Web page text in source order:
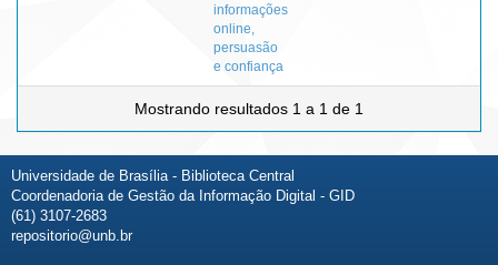
informações
online,
persuasão
e confiança
Mostrando resultados 1 a 1 de 1
Universidade de Brasília - Biblioteca Central
Coordenadoria de Gestão da Informação Digital - GID
(61) 3107-2683
repositorio@unb.br